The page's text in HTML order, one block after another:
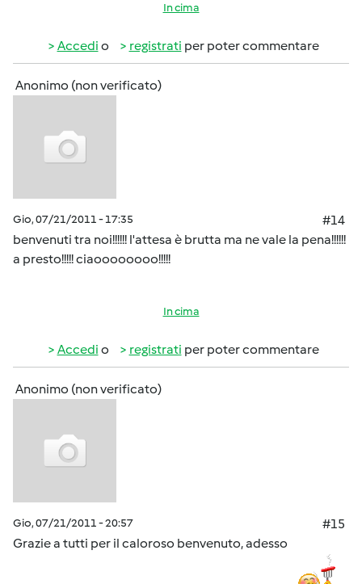
In cima
Accedi o registrati per poter commentare
Anonimo (non verificato)
Gio, 07/21/2011 - 17:35
#14
benvenuti tra noi!!!!!! l'attesa è brutta ma ne vale la pena!!!!!!
a presto!!!!! ciaoooooooo!!!!!
In cima
Accedi o registrati per poter commentare
Anonimo (non verificato)
Gio, 07/21/2011 - 20:57
#15
Grazie a tutti per il caloroso benvenuto, adesso